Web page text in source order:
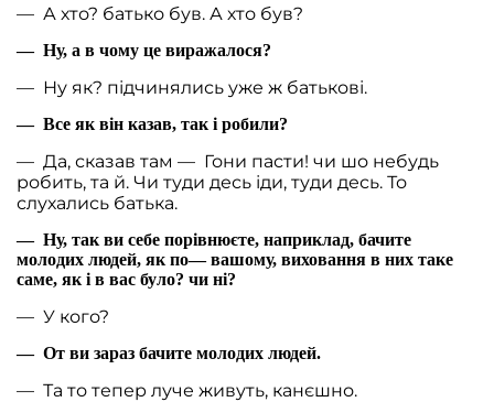
— А хто? батько був. А хто був?
— Ну, а в чому це виражалося?
— Ну як? підчинялись уже ж батькові.
— Все як він казав, так і робили?
— Да, сказав там — Гони пасти! чи шо небудь
робить, та й. Чи туди десь іди, туди десь. То
слухались батька.
— Ну, так ви себе порівнюєте, наприклад, бачите
молодих людей, як по— вашому, виховання в них таке
саме, як і в вас було? чи ні?
— У кого?
— От ви зараз бачите молодих людей.
— Та то тепер луче живуть, канєшно.